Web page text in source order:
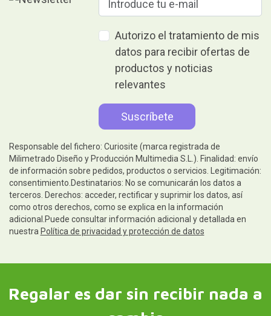
Autorizo el tratamiento de mis
datos para recibir ofertas de
productos y noticias
relevantes
Responsable del fichero: Curiosite (marca registrada de
Milimetrado Diseño y Producción Multimedia S.L.). Finalidad: envío
de información sobre pedidos, productos o servicios. Legitimación:
consentimiento.Destinatarios: No se comunicarán los datos a
terceros. Derechos: acceder, rectificar y suprimir los datos, así
como otros derechos, como se explica en la información
adicional.Puede consultar información adicional y detallada en
nuestra Política de privacidad y protección de datos
Regalar es dar sin recibir nada a